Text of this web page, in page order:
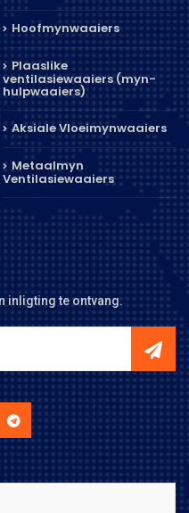
Hoofmynwaaiers
Plaaslike
ventilasiewaaiers (myn-
hulpwaaiers)
Aksiale Vloeimynwaaiers
Metaalmyn
Ventilasiewaaiers
inligting te ontvang.